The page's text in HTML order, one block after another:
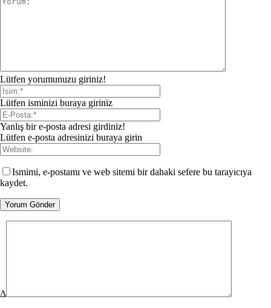
Lütfen yorumunuzu giriniz!
Lütfen isminizi buraya giriniz
Yanlış bir e-posta adresi girdiniz!
Lütfen e-posta adresinizi buraya girin
Ismimi, e-postamı ve web sitemi bir dahaki sefere bu tarayıcıya
kaydet.
Δ